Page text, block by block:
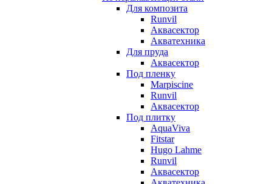
Для композита
Runvil
Аквасектор
Акватехника
Для пруда
Аквасектор
Под пленку
Marpiscine
Runvil
Аквасектор
Под плитку
AquaViva
Fitstar
Hugo Lahme
Runvil
Аквасектор